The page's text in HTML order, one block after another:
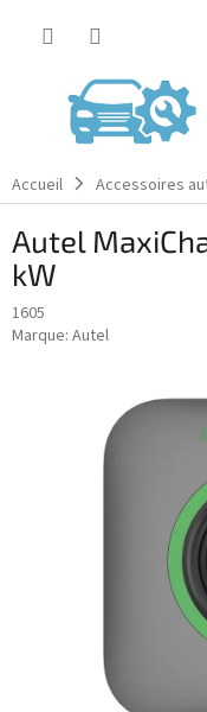
Accueil Accessoires
Autel
kW
1605
Marque: Autel